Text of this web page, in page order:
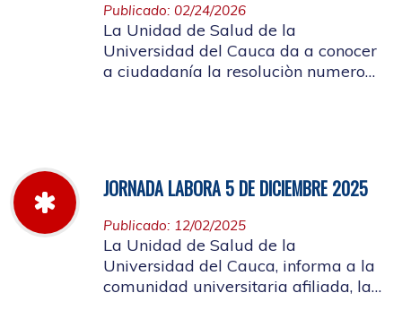
Publicado: 02/24/2026
La Unidad de Salud de la
Universidad del Cauca da a conocer
a ciudadanía la resoluciòn numero
JORNADA LABORA 5 DE DICIEMBRE 2025
Publicado: 12/02/2025
La Unidad de Salud de la
Universidad del Cauca, informa a la
comunidad universitaria afiliada, la